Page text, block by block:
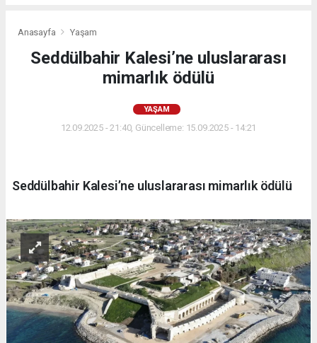
Anasayfa Yaşam
Seddülbahir Kalesi’ne uluslararası
mimarlık ödülü
YAŞAM
12.09.2025 - 21:40, Güncelleme: 15.09.2025 - 14:21
Seddülbahir Kalesi’ne uluslararası mimarlık ödülü